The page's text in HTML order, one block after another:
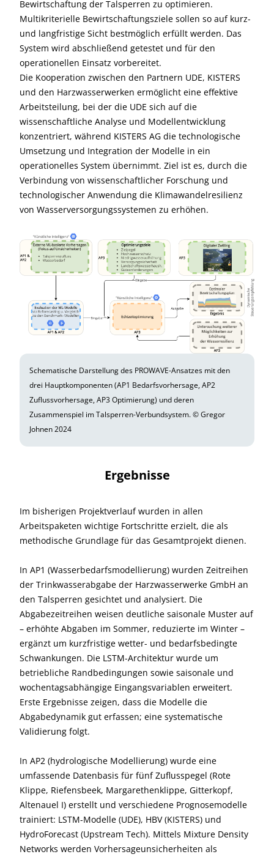
Bewirtschaftung der Talsperren zu optimieren.
Multikriterielle Bewirtschaftungsziele sollen so auf kurz-
und langfristige Sicht bestmöglich erfüllt werden. Das
System wird abschließend getestet und für den
operationellen Einsatz vorbereitet.
Die Kooperation zwischen den Partnern UDE, KISTERS
und den Harzwasserwerken ermöglicht eine effektive
Arbeitsteilung, bei der die UDE sich auf die
wissenschaftliche Analyse und Modellentwicklung
konzentriert, während KISTERS AG die technologische
Umsetzung und Integration der Modelle in ein
operationelles System übernimmt. Ziel ist es, durch die
Verbindung von wissenschaftlicher Forschung und
technologischer Anwendung die Klimawandelresilienz
von Wasserversorgungssystemen zu erhöhen.
Schematische Darstellung des PROWAVE-Ansatzes mit den
drei Hauptkomponenten (AP1 Bedarfsvorhersage, AP2
Zuflussvorhersage, AP3 Optimierung) und deren
Zusammenspiel im Talsperren-Verbundsystem. © Gregor
Johnen 2024
Ergebnisse
Im bisherigen Projektverlauf wurden in allen
Arbeitspaketen wichtige Fortschritte erzielt, die als
methodische Grundlage für das Gesamtprojekt dienen.
In AP1 (Wasserbedarfsmodellierung) wurden Zeitreihen
der Trinkwasserabgabe der Harzwasserwerke GmbH an
den Talsperren gesichtet und analysiert. Die
Abgabezeitreihen weisen deutliche saisonale Muster auf
– erhöhte Abgaben im Sommer, reduzierte im Winter –
ergänzt um kurzfristige wetter- und bedarfsbedingte
Schwankungen. Die LSTM-Architektur wurde um
betriebliche Randbedingungen sowie saisonale und
wochentags­abhängige Eingangsvariablen erweitert.
Erste Ergebnisse zeigen, dass die Modelle die
Abgabedynamik gut erfassen; eine systematische
Validierung folgt.
In AP2 (hydrologische Modellierung) wurde eine
umfassende Datenbasis für fünf Zuflusspegel (Rote
Klippe, Riefensbeek, Margarethenklippe, Gitterkopf,
Altenauel I) erstellt und verschiedene Prognosemodelle
trainiert: LSTM-Modelle (UDE), HBV (KISTERS) und
HydroForecast (Upstream Tech). Mittels Mixture Density
Networks werden Vorhersageunsicherheiten als